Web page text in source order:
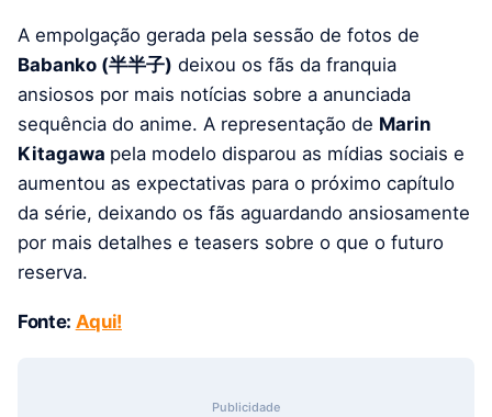
A empolgação gerada pela sessão de fotos de
Babanko (半半子) deixou os fãs da franquia
ansiosos por mais notícias sobre a anunciada
sequência do anime. A representação de Marin
Kitagawa pela modelo disparou as mídias sociais e
aumentou as expectativas para o próximo capítulo
da série, deixando os fãs aguardando ansiosamente
por mais detalhes e teasers sobre o que o futuro
reserva.
Fonte: Aqui!
Publicidade